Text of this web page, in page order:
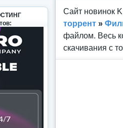
Сайт новинок
торрент »
файлом. Весь
скачивания с